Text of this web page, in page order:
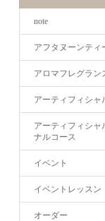
note
アフタヌーンティ
アロマフレグラン
アーティフィシャ
アーティフィシャ
ナルコース
イベント
イベントレッスン
オーダー